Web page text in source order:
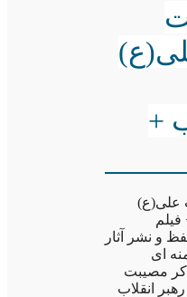
+
علی(ع)
و نشر آثار
ای
مصیبت
انقلاب